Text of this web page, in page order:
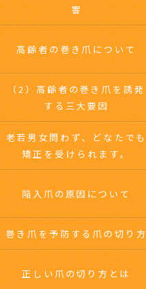
響
高齢者の巻き爪について
（2）高齢者の巻き爪を誘発
する三大要因
老若男女問わず、どなたでも
矯正を受けられます。
陥入爪の原因について
巻き爪を予防する爪の切り方
正しい爪の切り方とは